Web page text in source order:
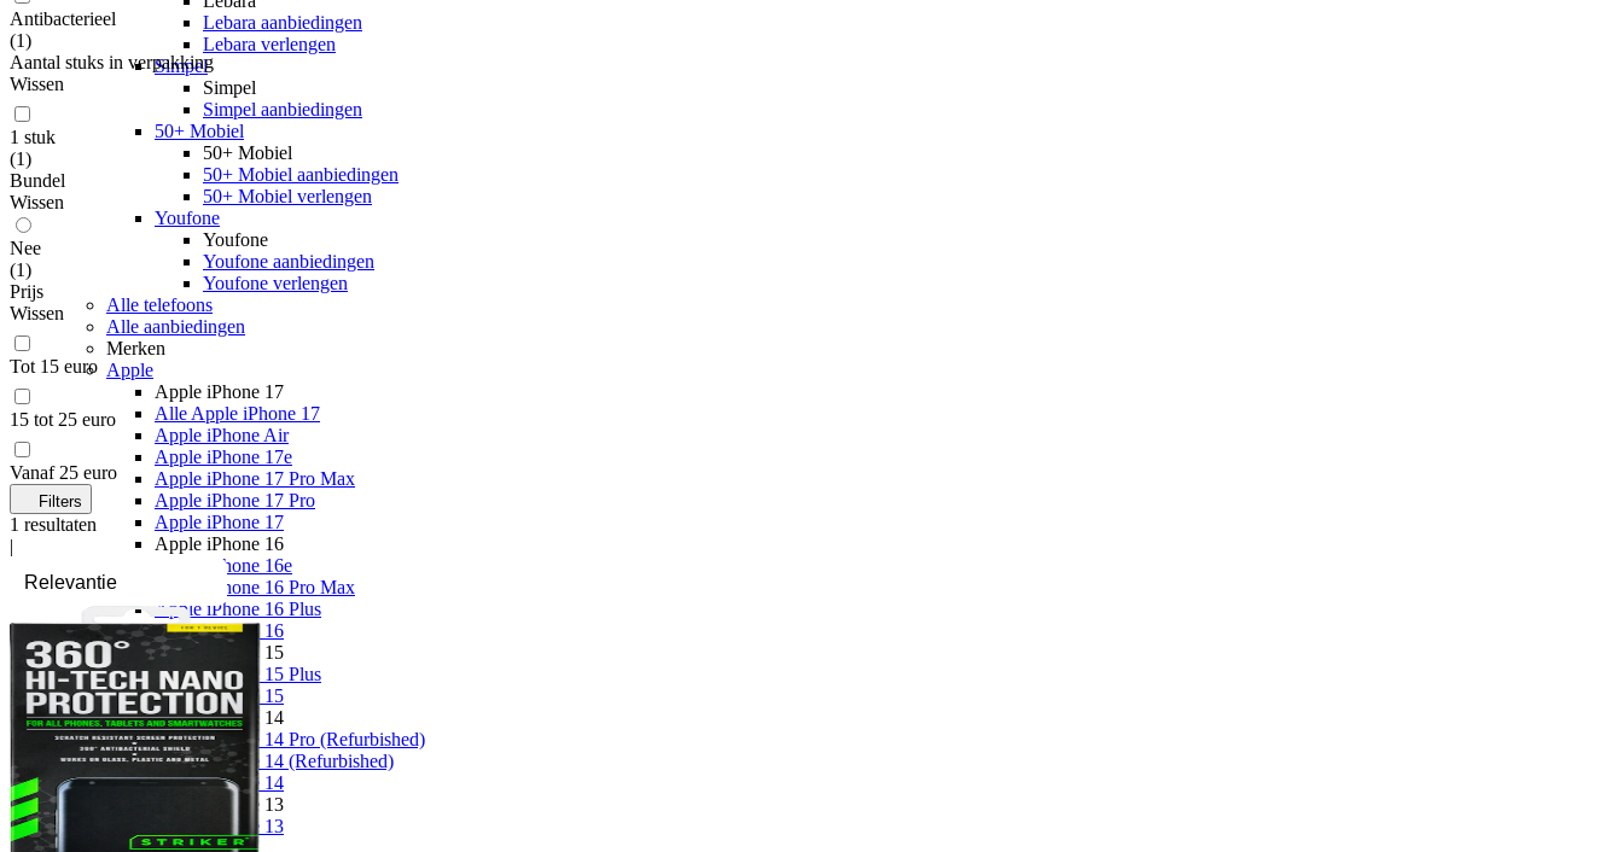
Lebara aanbiedingen
Lebara verlengen
Simpel
Simpel
Simpel aanbiedingen
50+ Mobiel
50+ Mobiel
50+ Mobiel aanbiedingen
50+ Mobiel verlengen
Youfone
Youfone
Youfone aanbiedingen
Youfone verlengen
Alle telefoons
Alle aanbiedingen
Merken
Apple
Apple iPhone 17
Alle Apple iPhone 17
Apple iPhone Air
Apple iPhone 17e
Apple iPhone 17 Pro Max
Apple iPhone 17 Pro
Apple iPhone 17
Apple iPhone 16
Apple iPhone 16e
Apple iPhone 16 Pro Max
Apple iPhone 16 Plus
Apple iPhone 16
Apple iPhone 15
Apple iPhone 15 Plus
Apple iPhone 15
Apple iPhone 14
Apple iPhone 14 Pro (Refurbished)
Apple iPhone 14 (Refurbished)
Apple iPhone 14
Apple iPhone 13
Apple iPhone 13
Overige
Antibacterieel
(1)
Aantal stuks in verpakking
Wissen
1 stuk
(1)
Bundel
Wissen
Nee
(1)
Prijs
Wissen
Tot 15 euro
15 tot 25 euro
Vanaf 25 euro
Filters
1 resultaten
|